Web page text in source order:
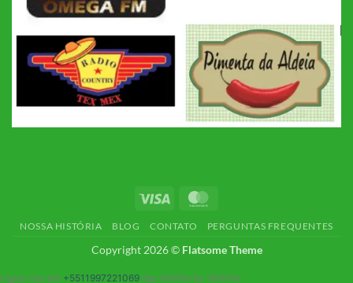
Visa
NOSSA HISTÓRIA BLOG CONTATO PERGUNTAS FREQUENTES
Copyright 2026 © Flatsome Theme
Ligue-nos em +5511997221069 das 9:00hs às 18:00hs